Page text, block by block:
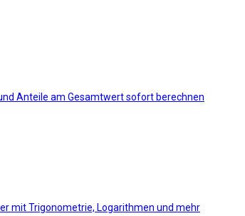
Anteile am Gesamtwert sofort berechnen
mit Trigonometrie, Logarithmen und mehr